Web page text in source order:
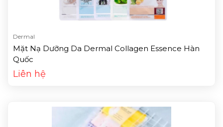
Dermal
Mặt Nạ Dưỡng Da Dermal Collagen Essence Hàn
Quốc
Liên hệ